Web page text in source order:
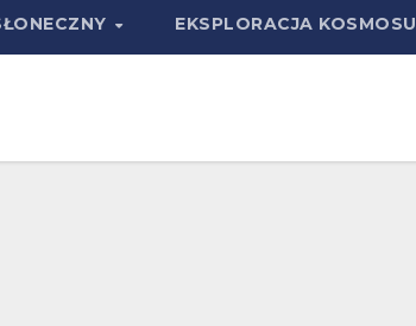
EKSPLORACJA KOSMOSU